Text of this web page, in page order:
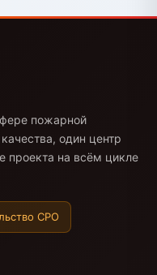
пожарной
один центр
проекта на всём цикле
СРО